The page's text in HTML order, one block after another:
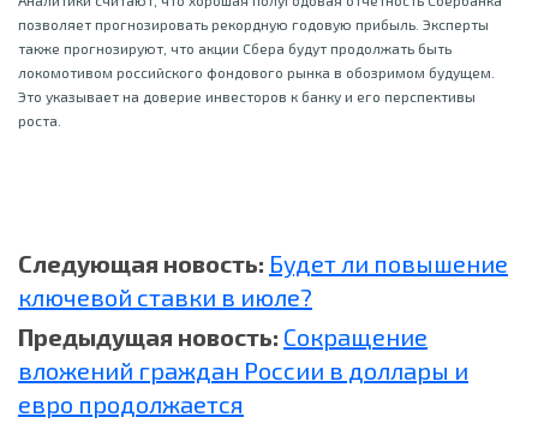
позволяет прогнозировать рекордную годовую прибыль. Эксперты
также прогнозируют, что акции Сбера будут продолжать быть
локомотивом российского фондового рынка в обозримом будущем.
Это указывает на доверие инвесторов к банку и его перспективы
роста.
Следующая новость: Будет ли повышение
ключевой ставки в июле?
Предыдущая новость: Сокращение
вложений граждан России в доллары и
евро продолжается